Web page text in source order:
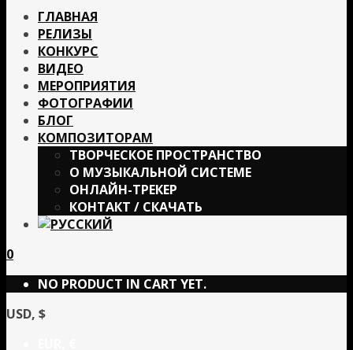
ГЛАВНАЯ
РЕЛИЗЫ
КОНКУРС
ВИДЕО
МЕРОПРИЯТИЯ
ФОТОГРАФИИ
БЛОГ
КОМПОЗИТОРАМ
ТВОРЧЕСКОЕ ПРОСТРАНСТВО
О МУЗЫКАЛЬНОЙ СИСТЕМЕ
ОНЛАЙН-ТРЕКЕР
КОНТАКТ / СКАЧАТЬ
0
NO PRODUCT IN CART YET.
USD, $